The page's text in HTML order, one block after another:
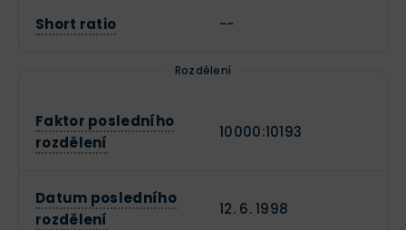
Short ratio --
Rozdělení
Faktor posledního
rozdělení
10000:10193
Datum posledního
rozdělení
12. 6. 1998